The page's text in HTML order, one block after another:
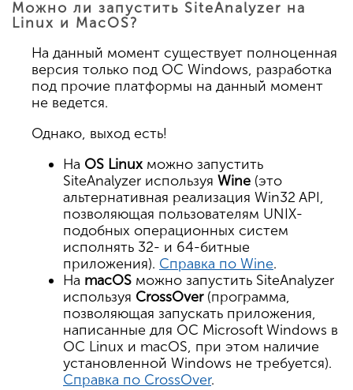
Можно ли запустить SiteAnalyzer на
Linux и MacOS?
На данный момент существует полноценная
версия только под ОС Windows, разработка
под прочие платформы на данный момент
не ведется.
Однако, выход есть!
На OS Linuxможно запустить
SiteAnalyzer используя Wine (это
альтернативная реализация Win32 API,
позволяющая пользователям UNIX-
подобных операционных систем
исполнять 32- и 64-битные
приложения). Справка по Wine.
На macOS можно запустить SiteAnalyzer
используя CrossOver(программа,
позволяющая запускать приложения,
написанные для ОС Microsoft Windows в
ОС Linux и macOS, при этом наличие
установленной Windows не требуется).
Справка по CrossOver.